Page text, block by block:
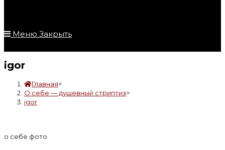
Меню Закрыть
igor
Главная>
О себе — душевный стриптиз>
igor
о себе фото